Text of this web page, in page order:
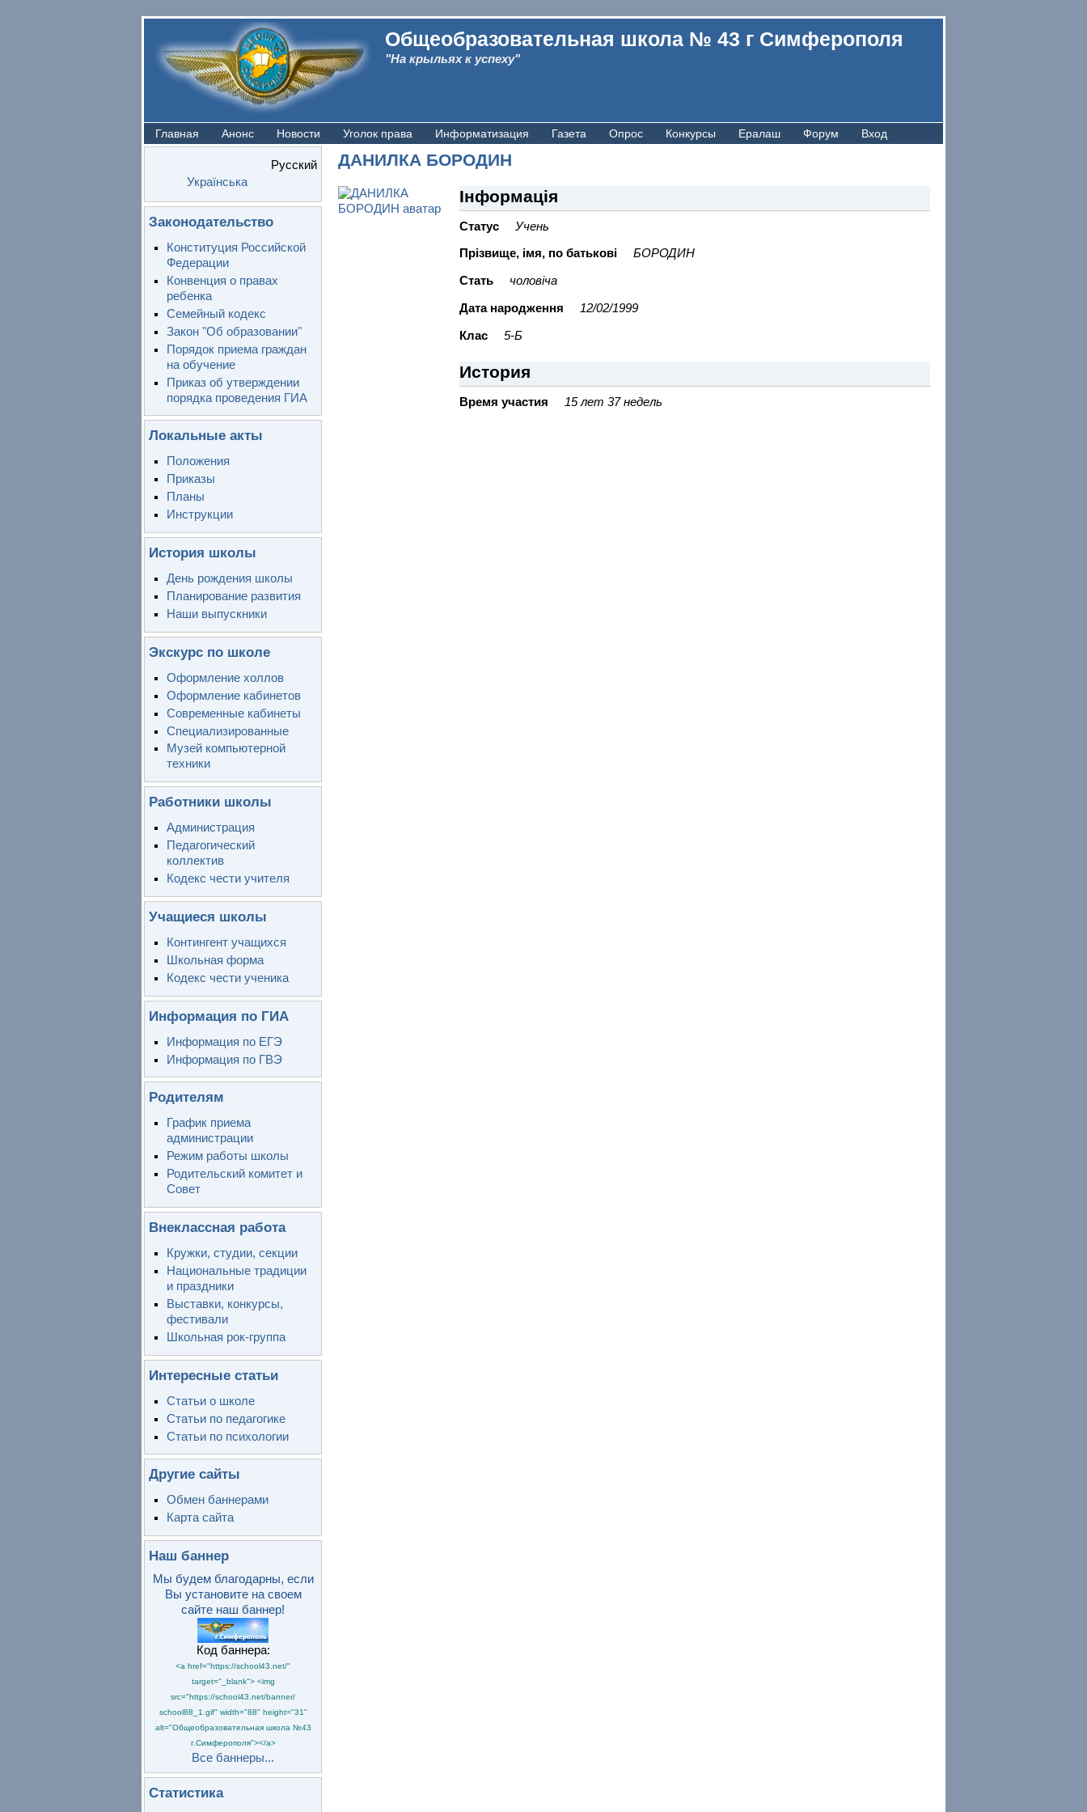
Общеобразовательная школа № 43 г Симферополя
"На крыльях к успеху"
Главная Анонс Новости Уголок права Информатизация Газета Опрос Конкурсы Ералаш Форум Вход
Русский
Українська
Законодательство
Конституция Российской
Федерации
Конвенция о правах
ребенка
Семейный кодекс
Закон "Об образовании"
Порядок приема граждан
на обучение
Приказ об утверждении
порядка проведения ГИА
Локальные акты
Положения
Приказы
Планы
Инструкции
История школы
День рождения школы
Планирование развития
Наши выпускники
Экскурс по школе
Оформление холлов
Оформление кабинетов
Современные кабинеты
Специализированные
Музей компьютерной
техники
Работники школы
Администрация
Педагогический
коллектив
Кодекс чести учителя
Учащиеся школы
Контингент учащихся
Школьная форма
Кодекс чести ученика
Информация по ГИА
Информация по ЕГЭ
Информация по ГВЭ
Родителям
График приема
администрации
Режим работы школы
Родительский комитет и
Совет
Внеклассная работа
Кружки, студии, секции
Национальные традиции
и праздники
Выставки, конкурсы,
фестивали
Школьная рок-группа
Интересные статьи
Статьи о школе
Статьи по педагогике
Статьи по психологии
Другие сайты
Обмен баннерами
Карта сайта
Наш баннер
Мы будем благодарны, если
Вы установите на своем
сайте наш баннер!
Код баннера:
<a href="https://school43.net/"
target="_blank"> <img
src="https://school43.net/banner/
school88_1.gif" width="88" height="31"
alt="Общеобразовательная школа №43
г.Симферополя"></a>
Все баннеры...
Статистика
ДАНИЛКА БОРОДИН
Інформація
Статус Учень
Прiзвище, iмя, по батьковi БОРОДИН
Стать чоловіча
Дата народження 12/02/1999
Клас 5-Б
История
Время участия 15 лет 37 недель